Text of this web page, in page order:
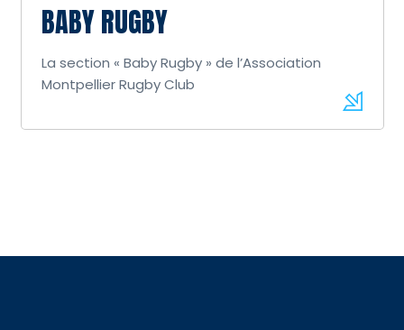
BABY RUGBY
La section « Baby Rugby » de l’Association
Montpellier Rugby Club